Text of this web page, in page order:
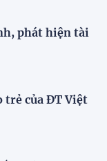
mộ chào đón